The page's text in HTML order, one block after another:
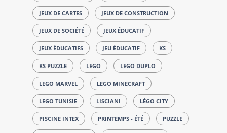
JEUX DE CARTES JEUX DE CONSTRUCTION
JEUX DE SOCIÉTÉ JEUX ÉDUCATIF
JEUX ÉDUCATIFS JEU ÉDUCATIF KS
KS PUZZLE LEGO LEGO DUPLO
LEGO MARVEL LEGO MINECRAFT
LEGO TUNISIE LISCIANI LÉGO CITY
PISCINE INTEX PRINTEMPS - ÉTÉ PUZZLE